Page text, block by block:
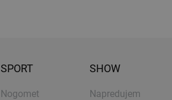
SPORT
Nogomet
SHOW
Napredujem